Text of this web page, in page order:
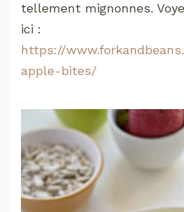
tellement mignonnes.
ici :
https://
apple-bites/